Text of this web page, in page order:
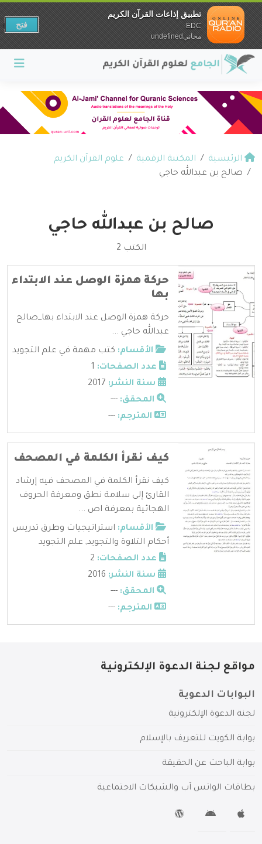
الرئيسية المكتبة الرقمية
علوم القرآن الكريم
صالح بن عبدالله حاجي
صالح بن عبدالله حاجي
الكتب 2
حركة همزة الوصل عند الابتداء
بها
حركة همزة الوصل عند الابتداء بها_صالح
عبدالله حاجي ...
الأقسام: كتب مهمة في علم التجويد
عدد الصفحات:
سنة النشر:
المحقق: ---
المترجم: ---
كيف نقرأ الكلمة في المصحف
كيف نقرأ الكلمة في المصحف فيه إرشاد
القارئ إلى سلامة نطق ومعرفة الحروف
الهجائية بمعرفة اص ...
الأقسام: استراتيجيات وطرق تدريس
أحكام التلاوة والتجويد, علم التجويد
عدد الصفحات:
سنة النشر:
المحقق: ---
المترجم: ---
مواقع لجنة الدعوة الإلكترونية
البوابات الدعوية
لجنة الدعوة الإلكترونية
بوابة الكويت للتعريف بالإسلام
بوابة الباحث عن الحقيقة
بطاقات الواتس آب والشبكات الاجتماعية
تطبيق إذاعات القرآن الكريم
EDC
مجانيundefined
فتح